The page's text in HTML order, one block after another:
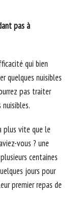
pas à
qui bien
quelques nuisibles
pas traiter
nuisibles.
plus vite que le
vous ? une
centaines
jours pour
premier repas de